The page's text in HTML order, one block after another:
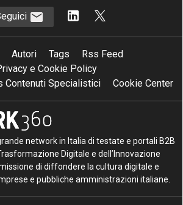
Autori Tags
Rss Feed
e Cookie Policy
Contenuti Specialistici
Cookie Center
network in Italia di testate e portali B2B
Digitale e dell’Innovazione
di diffondere la cultura digitale e
e pubbliche amministrazioni italiane.